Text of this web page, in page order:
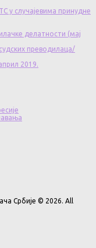
у случајевима принудне
делатности (мај
преводилаца/
2019.
Србије © 2026. All